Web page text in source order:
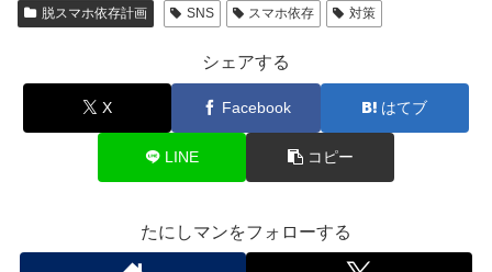
脱スマホ依存計画 SNS スマホ依存 対策
シェアする
X Facebook はてブ
LINE コピー
たにしマンをフォローする